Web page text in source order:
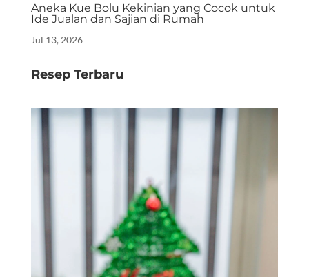
Aneka Kue Bolu Kekinian yang Cocok untuk
Ide Jualan dan Sajian di Rumah
Jul 13, 2026
Resep Terbaru